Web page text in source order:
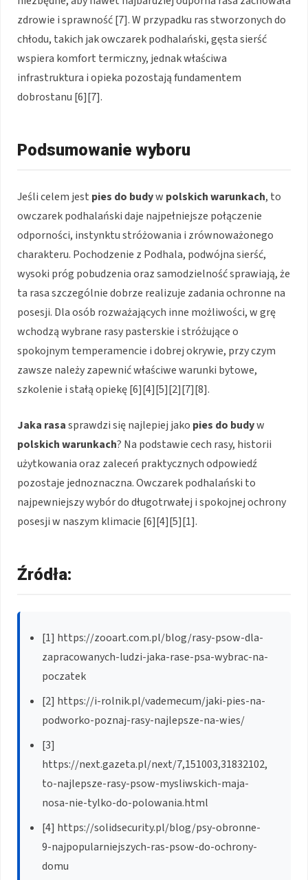
zdrowie i sprawność [7]. W przypadku ras stworzonych do
chłodu, takich jak owczarek podhalański, gęsta sierść
wspiera komfort termiczny, jednak właściwa
infrastruktura i opieka pozostają fundamentem
dobrostanu [6][7].
Podsumowanie wyboru
Jeśli celem jest pies do budyw polskich warunkach, to
owczarek podhalański daje najpełniejsze połączenie
odporności, instynktu stróżowania i zrównoważonego
charakteru. Pochodzenie z Podhala, podwójna sierść,
wysoki próg pobudzenia oraz samodzielność sprawiają, że
ta rasa szczególnie dobrze realizuje zadania ochronne na
posesji. Dla osób rozważających inne możliwości, w grę
wchodzą wybrane rasy pasterskie i stróżujące o
spokojnym temperamencie i dobrej okrywie, przy czym
zawsze należy zapewnić właściwe warunki bytowe,
szkolenie i stałą opiekę [6][4][5][2][7][8].
Jaka rasasprawdzi się najlepiej jako pies do budyw
polskich warunkach? Na podstawie cech rasy, historii
użytkowania oraz zaleceń praktycznych odpowiedź
pozostaje jednoznaczna. Owczarek podhalański to
najpewniejszy wybór do długotrwałej i spokojnej ochrony
posesji w naszym klimacie [6][4][5][1].
Źródła:
[1] https://zooart.com.pl/blog/rasy-psow-dla-
zapracowanych-ludzi-jaka-rase-psa-wybrac-na-
poczatek
[2] https://i-rolnik.pl/vademecum/jaki-pies-na-
podworko-poznaj-rasy-najlepsze-na-wies/
[3]
https://next.gazeta.pl/next/7,151003,31832102,
to-najlepsze-rasy-psow-mysliwskich-maja-
nosa-nie-tylko-do-polowania.html
[4] https://solidsecurity.pl/blog/psy-obronne-
9-najpopularniejszych-ras-psow-do-ochrony-
domu